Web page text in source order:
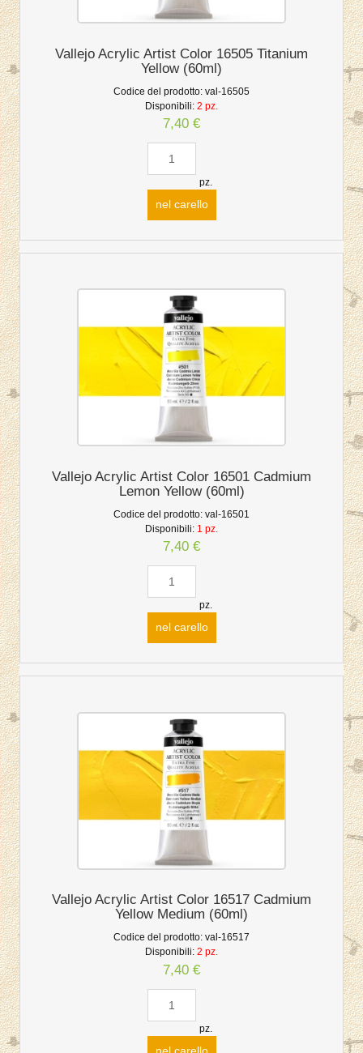
Vallejo Acrylic Artist Color 16505 Titanium
Yellow (60ml)
Codice del prodotto: val-16505
Disponibili: 2 pz.
7,40 €
pz.
nel carello
Vallejo Acrylic Artist Color 16501 Cadmium
Lemon Yellow (60ml)
Codice del prodotto: val-16501
Disponibili: 1 pz.
7,40 €
pz.
nel carello
Vallejo Acrylic Artist Color 16517 Cadmium
Yellow Medium (60ml)
Codice del prodotto: val-16517
Disponibili: 2 pz.
7,40 €
pz.